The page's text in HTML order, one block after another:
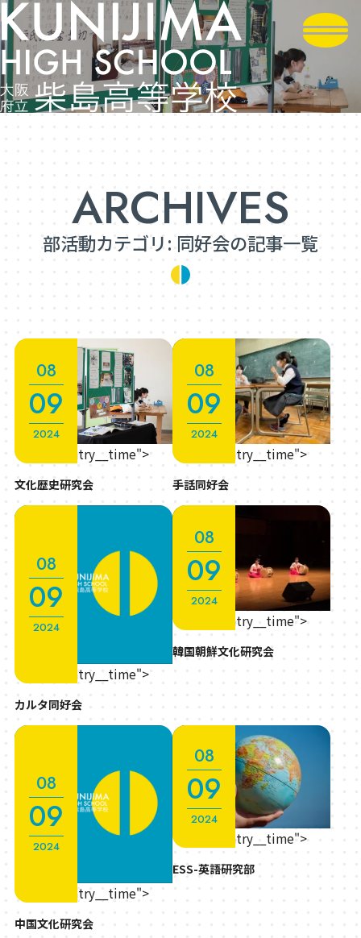
部活動カテゴリ: 同好会の記事一覧
2024
08
09
" class="entry__time">
文化歴史研究会
2024
08
09
" class="entry__time">
手話同好会
2024
08
09
" class="entry__time">
カルタ同好会
2024
08
09
" class="entry__time">
韓国朝鮮文化研究会
2024
08
09
" class="entry__time">
中国文化研究会
2024
08
09
" class="entry__time">
ESS-英語研究部